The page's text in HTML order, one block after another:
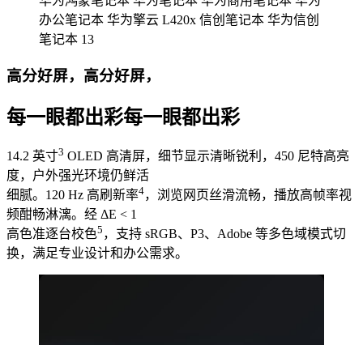
办公笔记本 华为擎云 L420x 信创笔记本 华为信创
笔记本 13
高分好屏，高分好屏，
每一眼都出彩每一眼都出彩
14.2 英寸3 OLED 高清屏，细节显示清晰锐利，450 尼特高亮
度，户外强光环境仍鲜活
细腻。120 Hz 高刷新率4，浏览网页丝滑流畅，播放高帧率视
频酣畅淋漓。经 ΔE < 1
高色准逐台校色5 ，支持 sRGB、P3、Adobe 等多色域模式切
换，满足专业设计和办公需⁠求。